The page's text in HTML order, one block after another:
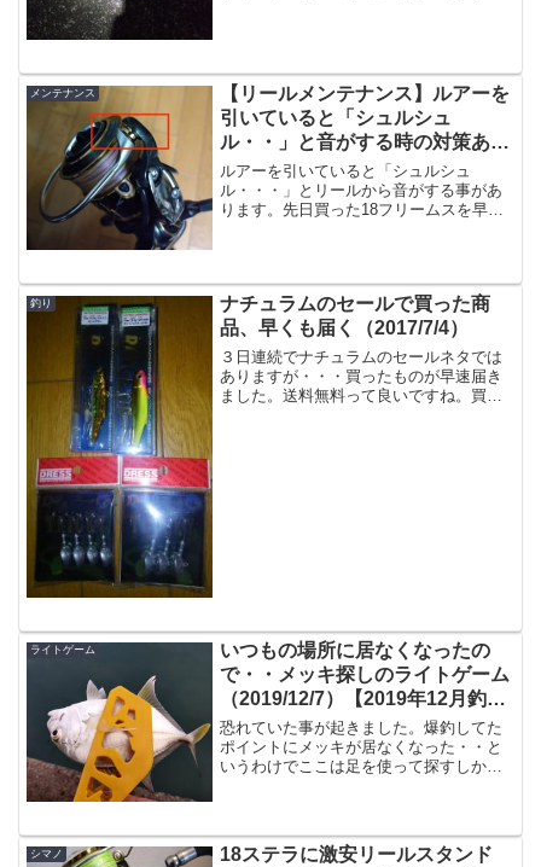
メンテナンス
【リールメンテナンス】ルアーを
引いていると「シュルシュ
ル・・」と音がする時の対策あれ
これ
ルアーを引いていると「シュルシュ
ル・・・」とリールから音がする事があ
ります。先日買った18フリームスを早速
滑らかな巻き心地に変身！と...
釣り
ナチュラムのセールで買った商
品、早くも届く（2017/7/4）
３日連続でナチュラムのセールネタでは
ありますが・・・買ったものが早速届き
ました。送料無料って良いですね。買っ
ライトゲーム
いつもの場所に居なくなったの
で・・メッキ探しのライトゲーム
（2019/12/7）【2019年12月釣
行】
恐れていた事が起きました。爆釣してた
ポイントにメッキが居なくなった・・と
いうわけでここは足を使って探すしかな
れます河口には居た！この...
シマノ
18ステラに激安リールスタンド